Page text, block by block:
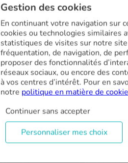
plus précisément
qui j'avais déjà fait
professionnalisme, sa
pédagogie, son
et m'ont permis
crédit très favorables.
consultez le pour tout
Gestion des cookies
En continuant votre navigation sur
cookies ou technologies similaires
statistiques de visites sur notre
fréquentation, de navigation, de
proposer des fonctionnalités
réseaux sociaux, ou encore des
à vos centres d’intérêt. Pour en
notre politique en matière de
Continuer sans accepter
Personnaliser mes choix